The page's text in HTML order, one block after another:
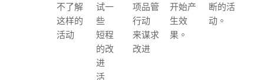
不了解
这样的
活动
试一
些
短程
的改
进
活
项品管
行动
来谋求
改进
开始产
生效
果。
断的活
动。